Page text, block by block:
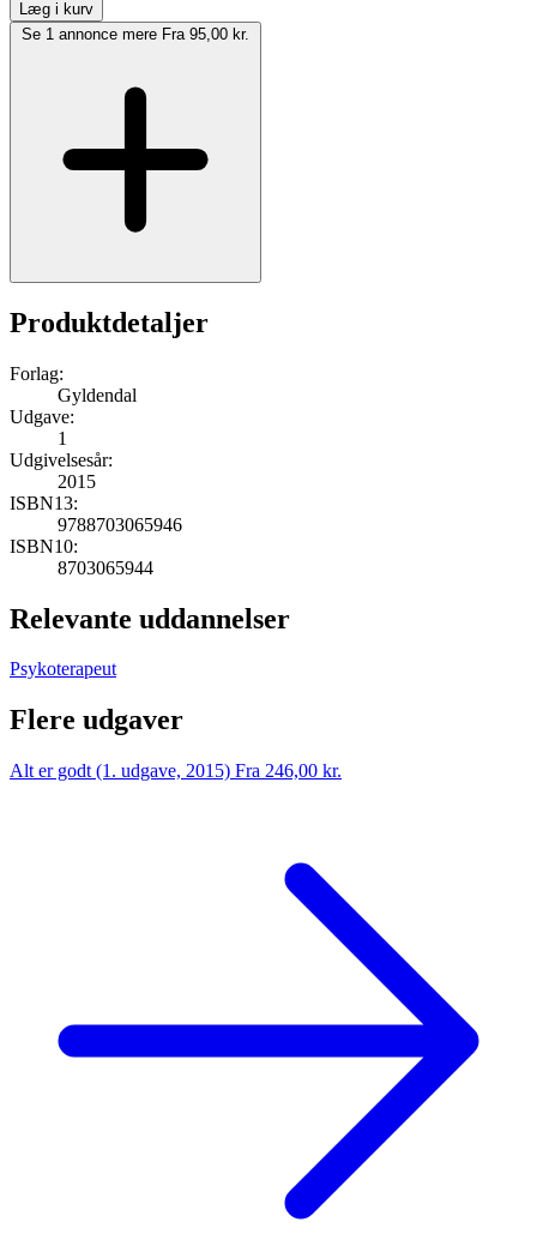
Læg i kurv
Se 1 annonce mere Fra 95,00 kr.
Produktdetaljer
Forlag:
Gyldendal
Udgave:
1
Udgivelsesår:
2015
ISBN13:
9788703065946
ISBN10:
8703065944
Relevante uddannelser
Psykoterapeut
Flere udgaver
Alt er godt (1. udgave, 2015) Fra 246,00 kr.